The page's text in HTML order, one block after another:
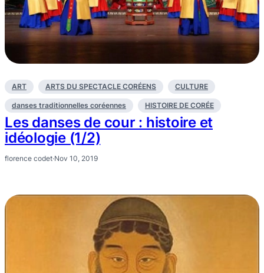
ART ARTS DU SPECTACLE CORÉENS CULTURE
danses traditionnelles coréennes HISTOIRE DE CORÉE
Les danses de cour : histoire et
idéologie (1/2)
florence codet·Nov 10, 2019